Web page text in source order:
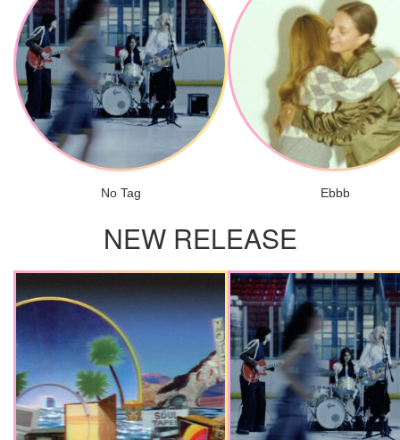
No Tag Ebbb
NEW RELEASE